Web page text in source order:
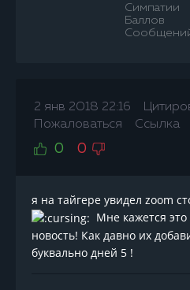
Симпатии
Баллов
2 янв 2018 22:16
Пожаловаться
Ссылка
0 0
я на тайгере увидел zoom
Мне кажется
новость! Как давно их
буквально дней 5 !